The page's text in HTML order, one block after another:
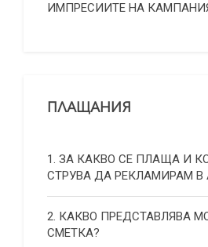
ИМПРЕСИИТЕ НА
ПЛАЩАНИЯ
1. ЗА КАКВО СЕ ПЛАЩА И
СТРУВА ДА РЕКЛАМИРАМ В
2. КАКВО ПРЕДСТАВЛЯВА
СМЕТКА?